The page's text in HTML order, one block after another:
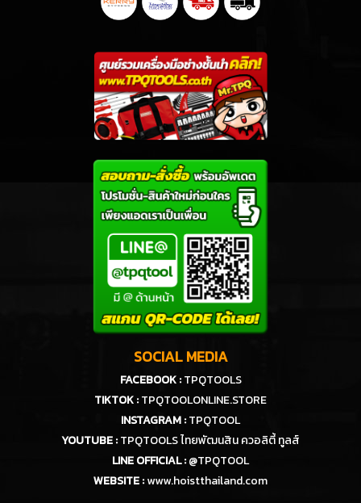
SOCIAL MEDIA
FACEBOOK : TPQTOOLS
TIKTOK :TPQTOOLONLINE.STORE
INSTAGRAM :TPQTOOL
YOUTUBE :TPQTOOLS ไทยพัฒนสิน ควอลิตี้ ทูลส์
LINE OFFICIAL :@TPQTOOL
WEBSITE :www.hoistthailand.com